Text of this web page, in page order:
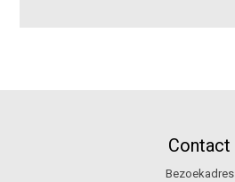
Contact
Bezoekadres